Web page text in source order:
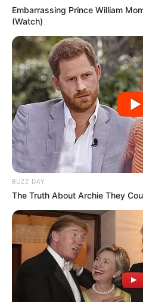
Embarrassing Prince William
(Watch)
BUZZ DAY
The Truth About Archie They